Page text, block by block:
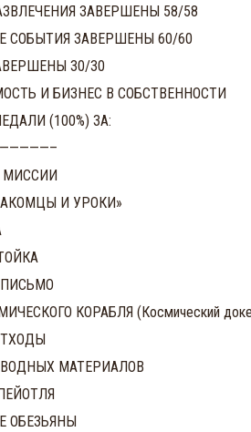
ЗАВЕРШЕНЫ 58/58
СОБЫТИЯ ЗАВЕРШЕНЫ 60/60
30/30
И БИЗНЕС В СОБСТВЕННОСТИ
(100%) ЗА:
МИССИИ
И УРОКИ»
КОРАБЛЯ (Космический докер
МАТЕРИАЛОВ
ОБЕЗЬЯНЫ